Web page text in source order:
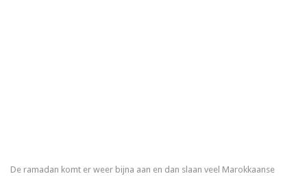
De ramadan komt er weer bijna aan en dan slaan veel Marokkaanse